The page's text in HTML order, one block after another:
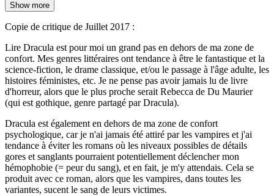
Show more
Copie de critique de Juillet 2017 :
Lire Dracula est pour moi un grand pas en dehors de ma zone de
confort. Mes genres littéraires ont tendance à être le fantastique et la
science-fiction, le drame classique, et/ou le passage à l'âge adulte, les
histoires féministes, etc. Je ne pense pas avoir jamais lu de livre
d'horreur, alors que le plus proche serait Rebecca de Du Maurier
(qui est gothique, genre partagé par Dracula).
Dracula est également en dehors de ma zone de confort
psychologique, car je n'ai jamais été attiré par les vampires et j'ai
tendance à éviter les romans où les niveaux possibles de détails
gores et sanglants pourraient potentiellement déclencher mon
hémophobie (= peur du sang), et en fait, je m'y attendais. Cela se
produit avec ce roman, alors que les vampires, dans toutes les
variantes, sucent le sang de leurs victimes.